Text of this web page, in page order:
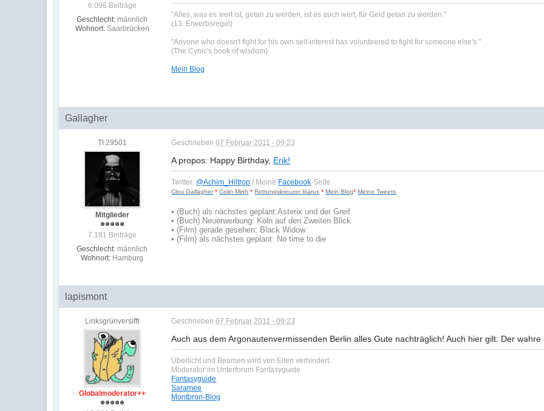
6.096 Beiträge
Geschlecht: männlich
Wohnort: Saarbrücken
"Alles, was es wert ist, getan zu werden, ist es auch wert, für Geld getan zu werden."
(13. Erwerbsregel)
"Anyone who doesn't fight for his own self-interest has volunteered to fight for someone else's."
(The Cynic's book of wisdom)
Mein Blog
Gallagher
TI 29501
Mitglieder
7.181 Beiträge
Geschlecht: männlich
Wohnort: Hamburg
Geschrieben07 Februar 2011 - 09:23
A propos: Happy Birthday, Erik!
Twitter: @Achim_Hiltrop / Meine Facebook-Seite
Clou Gallagher * Colin Mirth * Rettungskreuzer Ikarus * Mein Blog* Meine Tweets
• (Buch) als nächstes geplant:Asterix und der Greif
• (Buch) Neuerwerbung: Köln auf den Zweiten Blick
• (Film) gerade gesehen: Black Widow
• (Film) als nächstes geplant: No time to die
lapismont
Linksgrünversifft
Globalmoderator++
Geschrieben07 Februar 2011 - 09:23
Auch aus dem Argonautenvermissenden Berlin alles Gute nachträglich! Auch hier gilt: Der
Überlicht und Beamen wird von Elfen verhindert.
Moderator im Unterforum Fantasyguide
Fantasyguide
Saramee
Montbron-Blog